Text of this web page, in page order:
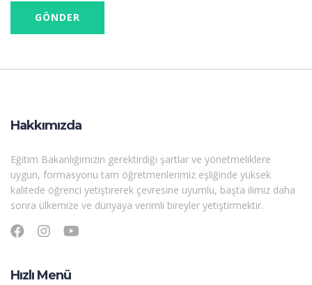
Hakkımızda
Eğitim Bakanlığımızın gerektirdiği şartlar ve yönetmeliklere
uygun, formasyonu tam öğretmenlerimiz eşliğinde yüksek
kalitede öğrenci yetiştirerek çevresine uyumlu, başta ilimiz daha
sonra ülkemize ve dünyaya verimli bireyler yetiştirmektir.
Hızlı Menü